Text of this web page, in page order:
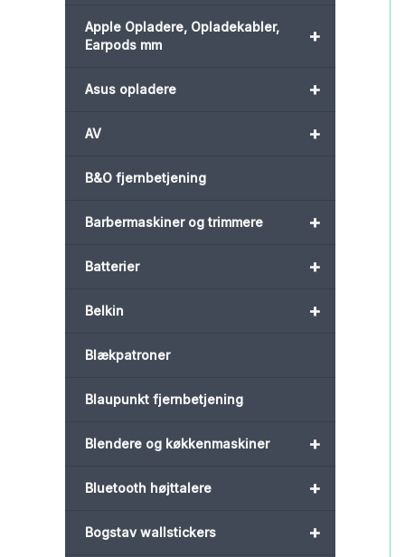
+
Apple Opladere, Opladekabler,
Earpods mm
+
Asus opladere
+
AV
B&O fjernbetjening
+
Barbermaskiner og trimmere
+
Batterier
+
Belkin
Blækpatroner
Blaupunkt fjernbetjening
+
Blendere og køkkenmaskiner
+
Bluetooth højttalere
+
Bogstav wallstickers